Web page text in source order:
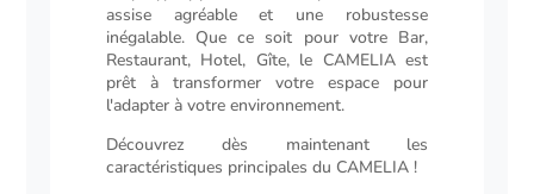
assise agréable et une robustesse
inégalable. Que ce soit pour votre Bar,
Restaurant, Hotel, Gîte, le CAMELIA est
prêt à transformer votre espace pour
l'adapter à votre environnement.
Découvrez dès maintenant les
caractéristiques principales du CAMELIA !